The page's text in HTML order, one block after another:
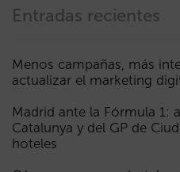
Entradas recientes
Menos campañas, más
actualizar el marketing
Madrid ante la Fórmula 1:
Catalunya y del GP de
hoteles